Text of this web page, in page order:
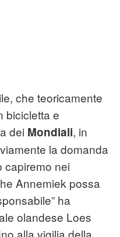
che teoricamente
bicicletta e
dei Mondiali, in
la domanda
capiremo nei
Annemiek possa
ha
olandese Loes